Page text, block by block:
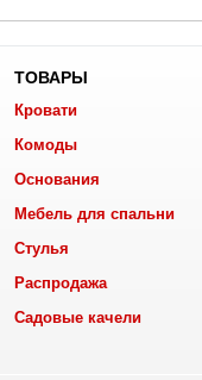
ТОВАРЫ
Кровати
Комоды
Основания
Мебель для спальни
Стулья
Распродажа
Садовые качели